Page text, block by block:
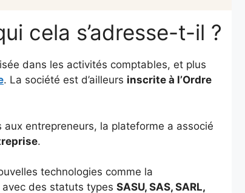
cela s’adresse-t-il ?
dans les activités comptables, et plus
. La société est d’ailleurs inscrite à l’Ordre
entrepreneurs, la plateforme a associé
.
technologies comme la
des statuts types SASU, SAS, SARL,